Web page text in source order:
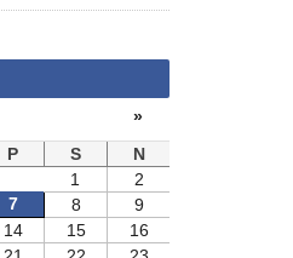
»
P S
N
1
2
7 8
9
14 15
16